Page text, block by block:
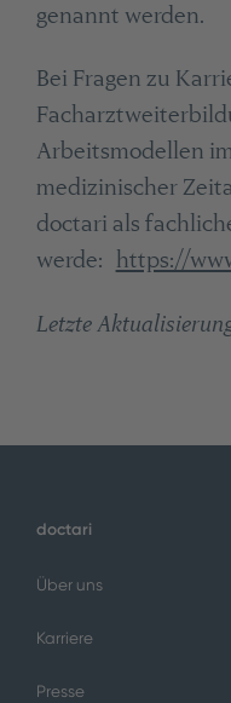
genannt werden.
Bei Fragen zu
Arbeitsmodellen
medizinischer
doctari als
werde: https://
Letzte
doctari
Über uns
Karriere
Presse